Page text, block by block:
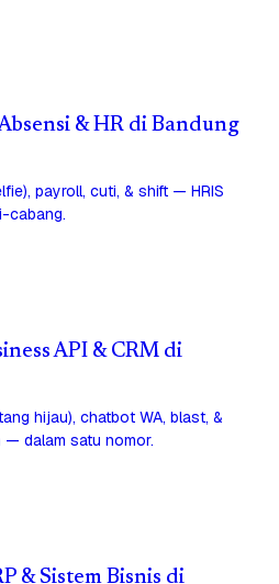
& HR di Bandung
payroll, cuti, & shift — HRIS
cabang.
API & CRM di
hijau), chatbot WA, blast, &
— dalam satu nomor.
& Sistem Bisnis di